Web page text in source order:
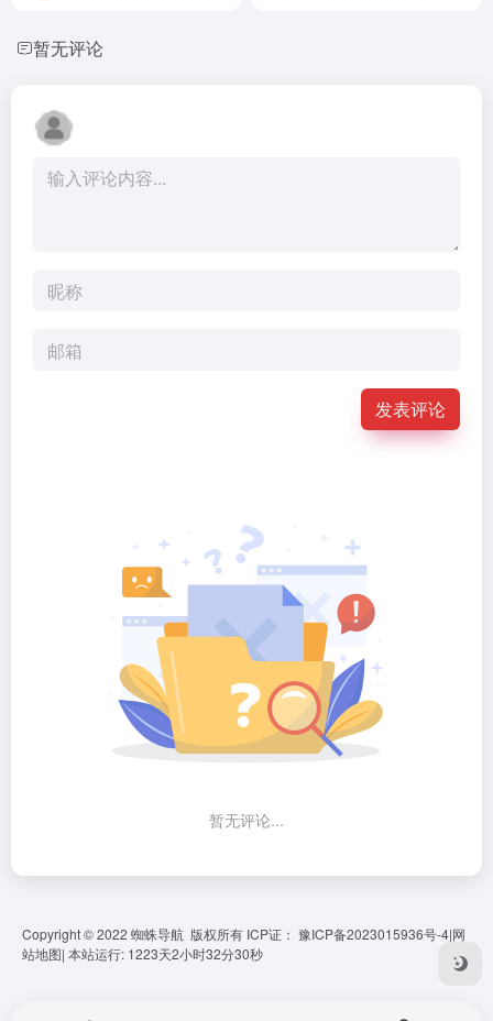
暂无评论
发表评论
暂无评论...
Copyright © 2022 蜘蛛导航 版权所有 ICP证： 豫ICP备2023015936号-4|网
站地图| 本站运行: 1223天2小时32分31秒